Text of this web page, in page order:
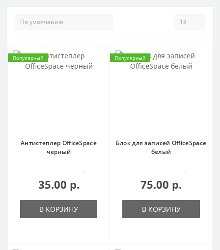
Популярный
Антистеплер OfficeSpace
черный
35.00 р.
В КОРЗИНУ
Популярный
Блок для записей OfficeSpace
белый
75.00 р.
В КОРЗИНУ